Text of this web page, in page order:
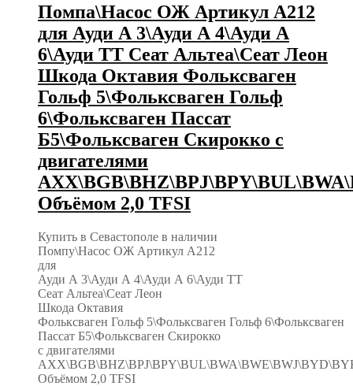
Помпа\Насос ОЖ Артикул A212
для Ауди А 3\Ауди А 4\Ауди А
6\Ауди ТТ Сеат Альтеа\Сеат Леон
Шкода Октавия Фольксваген
Гольф 5\Фольксваген Гольф
6\Фольксваген Пассат
Б5\Фольксваген Скирокко с
двигателями
Объёмом 2,0 TFSI
Купить в Севастополе в наличии
Помпу\Насос ОЖ Артикул A212
для
Ауди А 3\Ауди А 4\Ауди А 6\Ауди ТТ
Сеат Альтеа\Сеат Леон
Шкода Октавия
Фольксваген Гольф 5\Фольксваген Гольф 6\Фольксваген
Пассат Б5\Фольксваген Скирокко
с двигателями
Объёмом 2,0 TFSI